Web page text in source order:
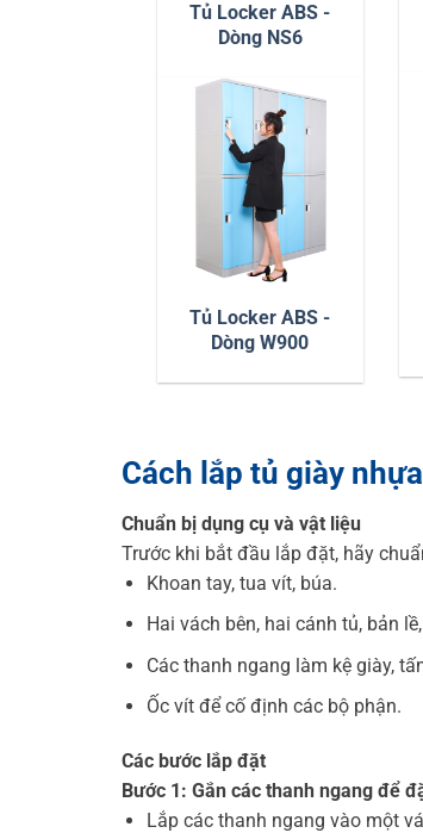
Tủ Locker ABS -
Dòng NS6
Tủ Locker ABS -
Dòng W900
Cách lắp tủ giày
Chuẩn bị dụng cụ và vật liệu
Trước khi bắt đầu lắp đặt, hãy
Khoan tay, tua vít, búa.
Hai vách bên, hai cánh tủ, bản
Các thanh ngang làm kệ giày,
Ốc vít để cố định các bộ phận.
Các bước lắp đặt
Bước 1: Gắn các thanh ngang để
Lắp các thanh ngang vào một